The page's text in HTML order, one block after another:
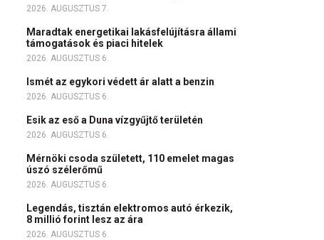
2026. AUGUSZTUS 7.
Maradtak energetikai lakásfelújításra állami
támogatások és piaci hitelek
2026. AUGUSZTUS 6.
Ismét az egykori védett ár alatt a benzin
2026. AUGUSZTUS 6.
Esik az eső a Duna vízgyűjtő területén
2026. AUGUSZTUS 6.
Mérnöki csoda született, 110 emelet magas
úszó szélerőmű
2026. AUGUSZTUS 6.
Legendás, tisztán elektromos autó érkezik,
8 millió forint lesz az ára
2026. AUGUSZTUS 6.